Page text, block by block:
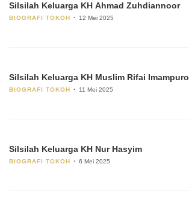
Silsilah Keluarga KH Ahmad Zuhdiannoor
BIOGRAFI TOKOH 12 Mei 2025
Silsilah Keluarga KH Muslim Rifai Imampuro
BIOGRAFI TOKOH 11 Mei 2025
Silsilah Keluarga KH Nur Hasyim
BIOGRAFI TOKOH 6 Mei 2025